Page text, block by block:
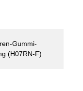
Gummi-
(H07RN-F)